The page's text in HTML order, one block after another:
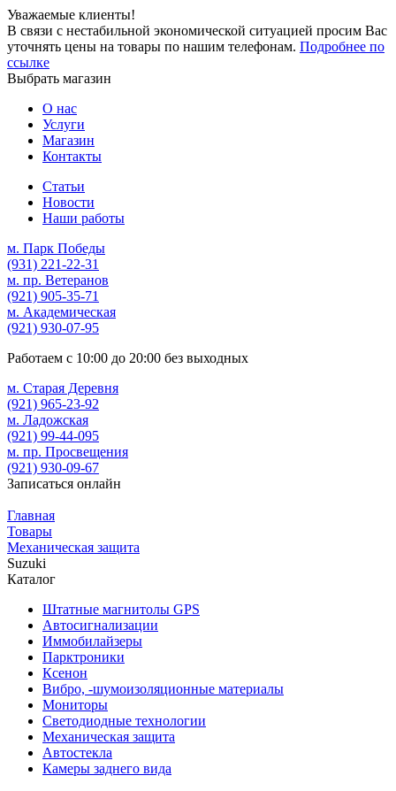
Уважаемые клиенты!
В связи с нестабильной экономической ситуацией просим Вас
уточнять цены на товары по нашим телефонам. Подробнее по
ссылке
Выбрать магазин
О нас
Услуги
Магазин
Контакты
Статьи
Новости
Наши работы
м. Парк Победы
(931) 221-22-31
м. пр. Ветеранов
(921) 905-35-71
м. Академическая
(921) 930-07-95
Работаем с 10:00 до 20:00 без выходных
м. Старая Деревня
(921) 965-23-92
м. Ладожская
(921) 99-44-095
м. пр. Просвещения
(921) 930-09-67
Записаться онлайн
Главная
Товары
Механическая защита
Suzuki
Каталог
Штатные магнитолы GPS
Автосигнализации
Иммобилайзеры
Парктроники
Ксенон
Вибро, -шумоизоляционные материалы
Мониторы
Светодиодные технологии
Механическая защита
Автостекла
Камеры заднего вида